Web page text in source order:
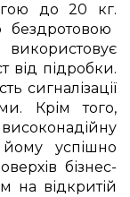
до 20 кг.
від підробки.
сигналізації
Крім того,
успішно
бізнес-
на відкритій